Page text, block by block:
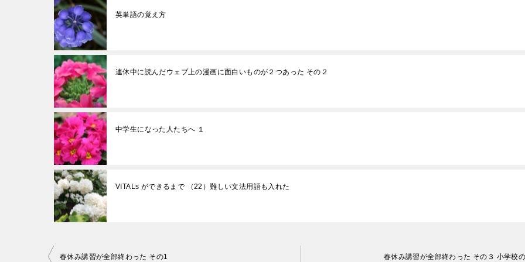
英単語の覚え方
連休中に読んだウェブ上の漫画に面白いものが２つあった その２
中学生になった人たちへ １
VITALs ができるまで （22）難しい文法用語も入れた
投春休み講習が全部終わった その1 春休み講習が全部終わった その３ 小学校